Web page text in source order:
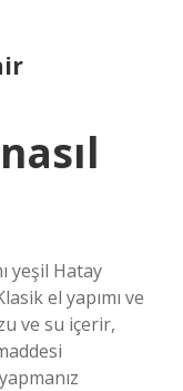
yeşil Hatay
el yapımı ve
ve su içerir,